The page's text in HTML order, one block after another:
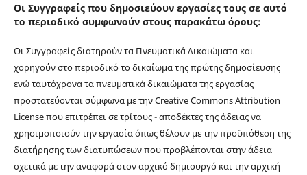
Οι Συγγραφείς που δημοσιεύουν εργασίες τους σε αυτό
το περιοδικό συμφωνούν στους παρακάτω όρους:
Οι Συγγραφείς διατηρούν τα Πνευματικά Δικαιώματα και
χορηγούν στο περιοδικό το δικαίωμα της πρώτης δημοσίευσης
ενώ ταυτόχρονα τα πνευματικά δικαιώματα της εργασίας
προστατεύονται σύμφωνα με την Creative Commons Attribution
License που επιτρέπει σε τρίτους - αποδέκτες της άδειας να
χρησιμοποιούν την εργασία όπως θέλουν με την προϋπόθεση της
διατήρησης των διατυπώσεων που προβλέπονται στην άδεια
σχετικά με την αναφορά στον αρχικό δημιουργό και την αρχική